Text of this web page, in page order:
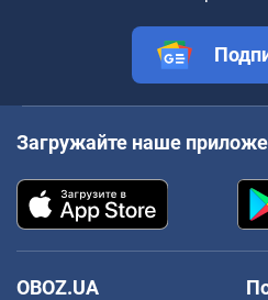
Загружайте наше
OBOZ.UA